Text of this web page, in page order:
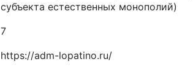
субъекта естественных монополий)
7
https://adm-lopatino.ru/